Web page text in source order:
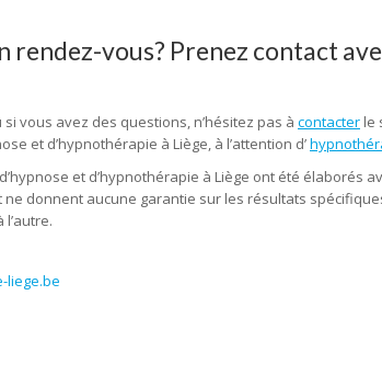
rendez-vous? Prenez contact
vous avez des questions, n’hésitez pas à contacter le
et d’hypnothérapie à Liège, à l’attention d’
et d’hypnothérapie à Liège ont été élaborés
donnent aucune garantie sur les résultats
liege.be